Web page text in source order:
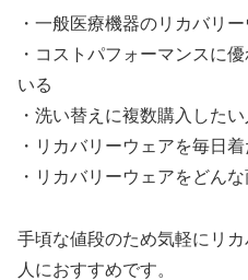
・一般医療機器のリカバリ
・コストパフォーマンスに
いる
・洗い替えに複数購入したい
・リカバリーウェアを毎日着
・リカバリーウェアをどん
手頃な値段のため気軽にリ
人におすすめです。